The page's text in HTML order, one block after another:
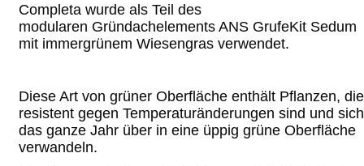
Completa wurde als Teil des
modularen Gründachelements ANS GrufeKit Sedum
mit immergrünem Wiesengras verwendet.
Diese Art von grüner Oberfläche enthält Pflanzen, die
resistent gegen Temperaturänderungen sind und sich
das ganze Jahr über in eine üppig grüne Oberfläche
verwandeln.